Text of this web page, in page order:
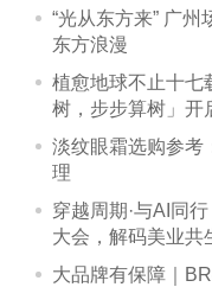
“光从东方来” 广州
东方浪漫
植愈地球不止十七
树，步步算树」开
淡纹眼霜选购参考
理
穿越周期·与AI同
大会，解码美业共
大品牌有保障｜